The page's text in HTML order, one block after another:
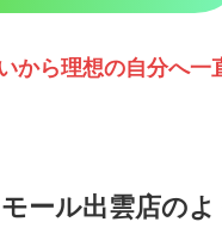
から理想の自分へ
ール出雲店の